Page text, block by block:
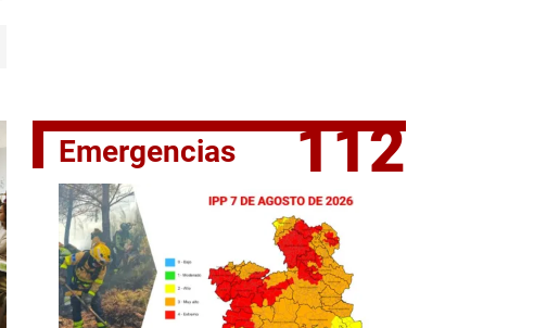
El jefe del Ejecutivo castellanomanchego, Emiliano García-
Emergencias 112